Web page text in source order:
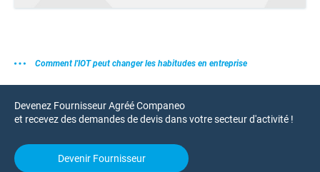
Comment l'IOT peut changer les habitudes en entreprise
Devenez Fournisseur Agréé Companeo
et recevez des demandes de devis dans votre secteur d'activité !
Devenir Fournisseur